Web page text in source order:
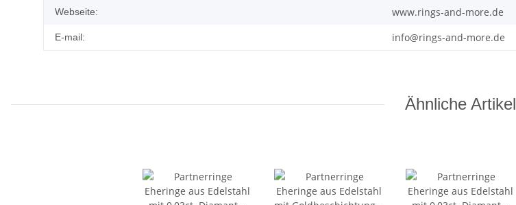
Webseite: www.rings-and-more.de
E-mail: info@rings-and-more.de
Ähnliche Artikel